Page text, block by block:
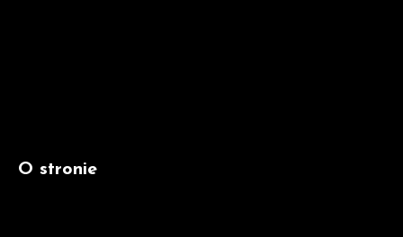
O stronie